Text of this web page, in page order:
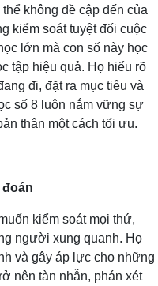
không đề cập đến của
kiểm soát tuyệt đối cuộc
lớn mà con số này học
tập hiệu quả. Họ hiểu rõ
đi, đặt ra mục tiêu và
số 8 luôn nắm vững sự
thân một cách tối ưu.
đoán
kiểm soát mọi thứ,
người xung quanh. Họ
và gây áp lực cho những
nên tàn nhẫn, phán xét